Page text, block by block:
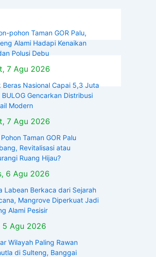
pohon Taman GOR Palu,
Alami Hadapi Kenaikan
Polusi Debu
7 Agu 2026
Beras Nasional Capai 5,3 Juta
BULOG Gencarkan Distribusi
Modern
7 Agu 2026
Taman GOR Palu
Revitalisasi atau
Ruang Hijau?
6 Agu 2026
Labean Berkaca dari Sejarah
Mangrove Diperkuat Jadi
Alami Pesisir
5 Agu 2026
Wilayah Paling Rawan
di Sulteng, Banggai